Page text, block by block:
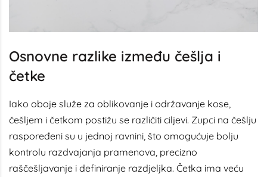
Osnovne razlike između češlja i
četke
Iako oboje služe za oblikovanje i održavanje kose,
češljem i četkom postižu se različiti ciljevi. Zupci na češlju
raspoređeni su u jednoj ravnini, što omogućuje bolju
kontrolu razdvajanja pramenova, precizno
raščešljavanje i definiranje razdjeljka. Četka ima veću